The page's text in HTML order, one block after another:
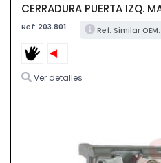
CERRADURA PUERTA IZQ.
Ref: 203.801 Ref. Similar
Ver detalles